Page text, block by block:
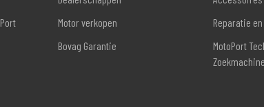
Motor verkopen
Bovag Garantie
Reparatie
MotoPort
Zoekmachine